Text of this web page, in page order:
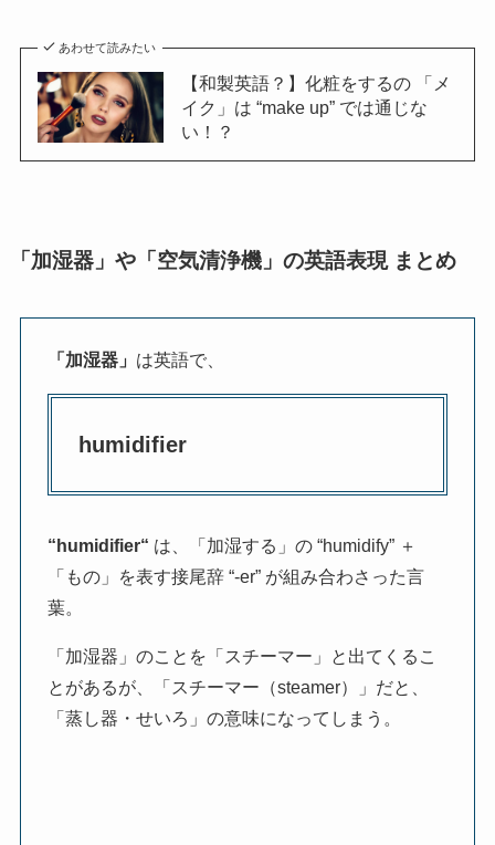
あわせて読みたい
【和製英語？】化粧をするの 「メ
イク」は “make up” では通じな
い！？
「加湿器」や「空気清浄機」の英語表現 まとめ
「加湿器」 は英語で、
humidifier
“ humidifier“ は、「加湿する」の “humidify” ＋
「もの」を表す接尾辞 “-er” が組み合わさった言
葉。
「加湿器」のことを「スチーマー」と出てくるこ
とがあるが、「スチーマー（steamer）」だと、
「蒸し器・せいろ」の意味になってしまう。